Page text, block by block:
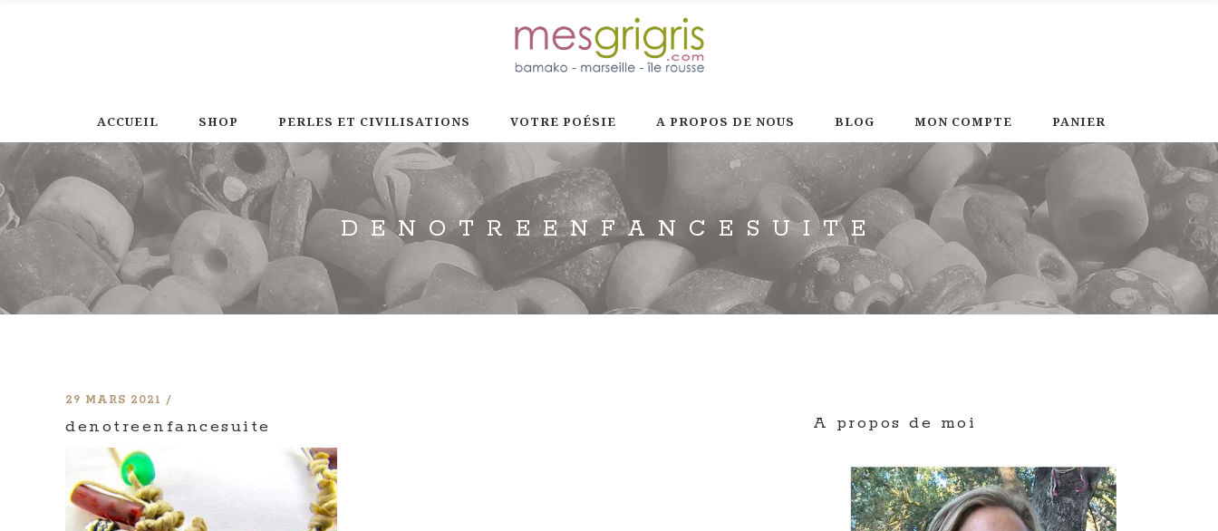
ACCUEIL SHOP PERLES ET CIVILISATIONS VOTRE POÉSIE A PROPOS DE NOUS BLOG MON COMPTE PANIER
DENOTREENFANCESUITE
29 MARS 2021
denotreenfancesuite A propos de moi